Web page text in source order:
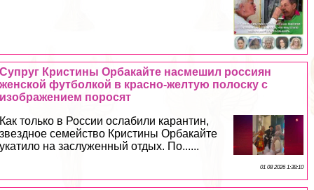
Супруг Кристины Орбакайте насмешил россиян
женской футболкой в красно-желтую полоску с
изображением поросят
Как только в России ослабили карантин,
звездное семейство Кристины Орбакайте
укатило на заслуженный отдых. По......
01 08 2026 1:38:10